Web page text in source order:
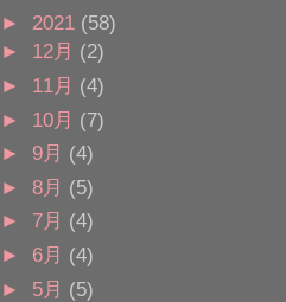
► 2021 (58)
► 12月 (2)
► 11月 (4)
► 10月 (7)
► 9月 (4)
► 8月 (5)
► 7月 (4)
► 6月 (4)
► 5月 (5)